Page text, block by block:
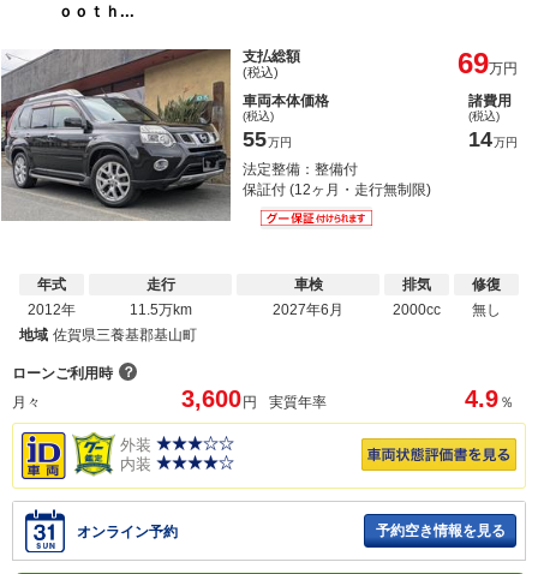
ｏｏｔｈ...
支払総額
(税込) 69万円
車両本体価格
(税込)
55万円
諸費用
(税込)
14万円
法定整備：整備付
保証付 (12ヶ月・走行無制限)
年式
2012年
走行
11.5万km
車検
2027年6月
排気
2000cc
修復
無し
地域 佐賀県三養基郡基山町
ローンご利用時 ？
月々
3,600 円 実質年率 4.9 ％
外装
内装
オンライン予約 予約空き情報を見る